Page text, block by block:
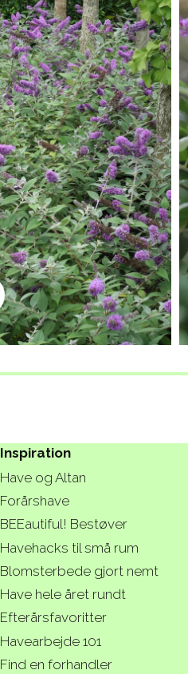
Inspiration
Have og Altan
Forårshave
BEEautiful! Bestøver
Havehacks til små rum
Blomsterbede gjort nemt
Have hele året rundt
Efterårsfavoritter
Havearbejde 101
Find en forhandler